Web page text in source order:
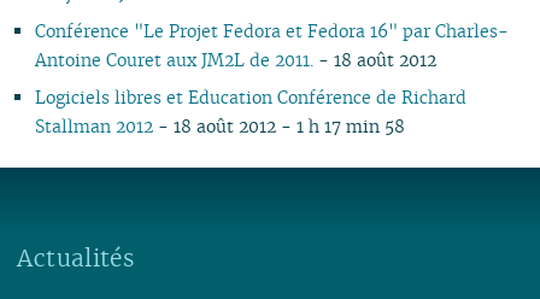
02
01
04
02
01
02
01
02
01
02
01
04
02
01
02
03
02
03
02
03
02
02
04
03
04
03
Conférence "Le Projet Fedora et Fedora 16" par Charles-
Antoine Couret aux JM2L de 2011.- 18 août 2012
Logiciels libres et Education Conférence de Richard
Stallman 2012- 18 août 2012 - 1 h 17 min 58
Actualités